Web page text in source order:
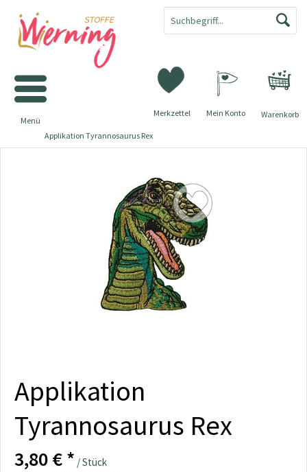
Warenkorb
Merkzettel Mein Konto
Menü
Applikation Tyrannosaurus Rex
Applikation
Tyrannosaurus Rex
3,80 € * / Stück